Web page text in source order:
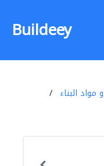
Buildeey
مواد البناء